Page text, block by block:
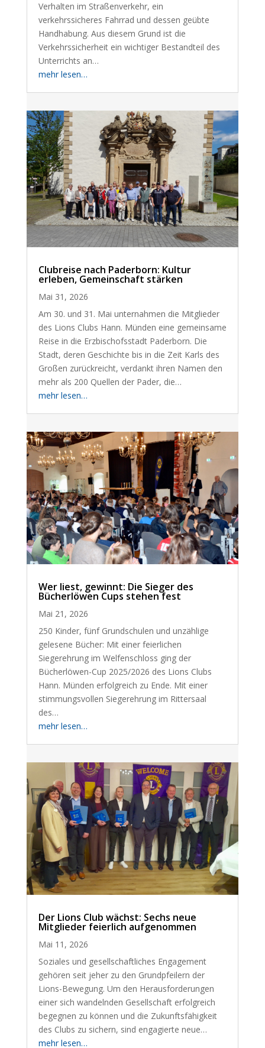
Verhalten im Straßenverkehr, ein
verkehrssicheres Fahrrad und dessen geübte
Handhabung. Aus diesem Grund ist die
Verkehrssicherheit ein wichtiger Bestandteil des
Unterrichts an…
mehr lesen…
Clubreise nach Paderborn: Kultur
erleben, Gemeinschaft stärken
Mai 31, 2026
Am 30. und 31. Mai unternahmen die Mitglieder
des Lions Clubs Hann. Münden eine gemeinsame
Reise in die Erzbischofsstadt Paderborn. Die
Stadt, deren Geschichte bis in die Zeit Karls des
Großen zurückreicht, verdankt ihren Namen den
mehr als 200 Quellen der Pader, die…
mehr lesen…
Wer liest, gewinnt: Die Sieger des
Bücherlöwen Cups stehen fest
Mai 21, 2026
250 Kinder, fünf Grundschulen und unzählige
gelesene Bücher: Mit einer feierlichen
Siegerehrung im Welfenschloss ging der
Bücherlöwen-Cup 2025/2026 des Lions Clubs
Hann. Münden erfolgreich zu Ende. Mit einer
stimmungsvollen Siegerehrung im Rittersaal
des…
mehr lesen…
Der Lions Club wächst: Sechs neue
Mitglieder feierlich aufgenommen
Mai 11, 2026
Soziales und gesellschaftliches Engagement
gehören seit jeher zu den Grundpfeilern der
Lions-Bewegung. Um den Herausforderungen
einer sich wandelnden Gesellschaft erfolgreich
begegnen zu können und die Zukunftsfähigkeit
des Clubs zu sichern, sind engagierte neue…
mehr lesen…